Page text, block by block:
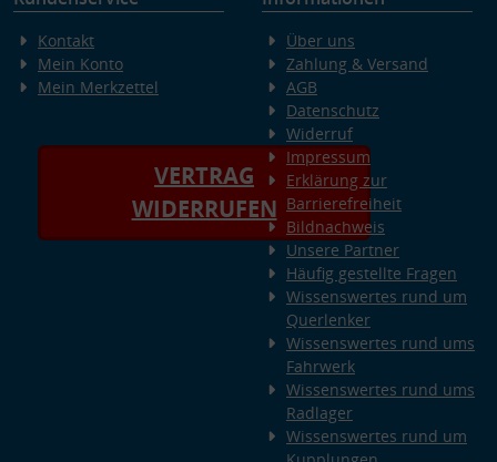
Kontakt
Mein Konto
Mein Merkzettel
VERTRAG
WIDERRUFEN
Über uns
Zahlung & Versand
AGB
Datenschutz
Widerruf
Impressum
Erklärung zur
Barrierefreiheit
Bildnachweis
Unsere Partner
Häufig gestellte Fragen
Wissenswertes rund um
Querlenker
Wissenswertes rund ums
Fahrwerk
Wissenswertes rund ums
Radlager
Wissenswertes rund um